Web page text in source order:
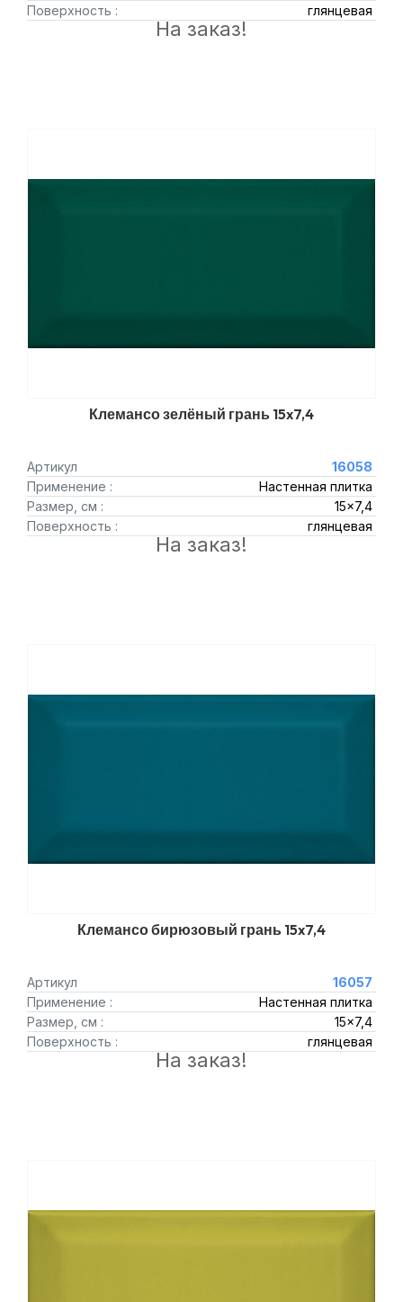
Поверхность :
глянцевая
На заказ!
Клемансо зелёный грань 15x7,4
Артикул
16058
Применение :
Настенная плитка
Размер, см :
15x7,4
Поверхность :
глянцевая
На заказ!
Клемансо бирюзовый грань 15x7,4
Артикул
16057
Применение :
Настенная плитка
Размер, см :
15x7,4
Поверхность :
глянцевая
На заказ!